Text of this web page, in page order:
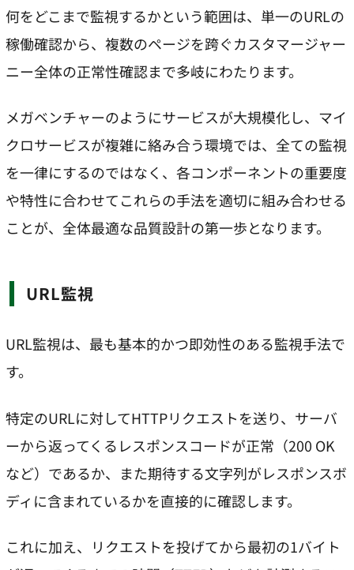
何をどこまで監視するかという範囲は、単一のURLの
稼働確認から、複数のページを跨ぐカスタマージャー
ニー全体の正常性確認まで多岐にわたります。
メガベンチャーのようにサービスが大規模化し、マイ
クロサービスが複雑に絡み合う環境では、全ての監視
を一律にするのではなく、各コンポーネントの重要度
や特性に合わせてこれらの手法を適切に組み合わせる
ことが、全体最適な品質設計の第一歩となります。
URL監視
URL監視は、最も基本的かつ即効性のある監視手法で
す。
特定のURLに対してHTTPリクエストを送り、サーバ
ーから返ってくるレスポンスコードが正常（200 OK
など）であるか、また期待する文字列がレスポンスボ
ディに含まれているかを直接的に確認します。
これに加え、リクエストを投げてから最初の1バイト